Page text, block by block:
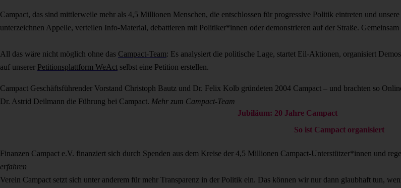
Campact, das sind mittlerweile mehr als 4,5 Millionen Menschen, die entschlossen für progressive Politik eintreten und
unterzeichnen Appelle, verteilen Info-Material, debattieren mit Politiker*innen oder demonstrieren auf der Straße.
All das wäre nicht möglich ohne das Campact-Team: Es analysiert die politische Lage, startet Eil-Aktionen, organisiert
auf unserer Petitionsplattform WeAct selbst eine Petition erstellen.
Campact Geschäftsführender Vorstand Christoph Bautz und Dr. Felix Kolb gründeten 2004 Campact – und brachten so
Dr. Astrid Deilmann die Führung bei Campact. Mehr zum Campact-Team
Jubiläum: 20 Jahre Campact
So ist Campact organisiert
Finanzen Campact e.V. finanziert sich durch Spenden aus dem Kreise der 4,5 Millionen Campact-Unterstützer*innen und
erfahren
Verein Campact setzt sich unter anderem für mehr Transparenz in der Politik ein. Das können wir nur dann glaubhaft tun,